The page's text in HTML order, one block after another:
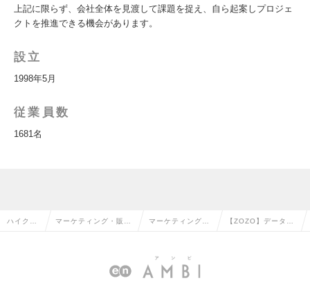
上記に限らず、会社全体を見渡して課題を捉え、自ら起案しプロジェ
クトを推進できる機会があります。
設立
1998年5月
従業員数
1681名
ハイクラ マーケティング・販促 マーケティングリ
職
【ZOZO】データマ